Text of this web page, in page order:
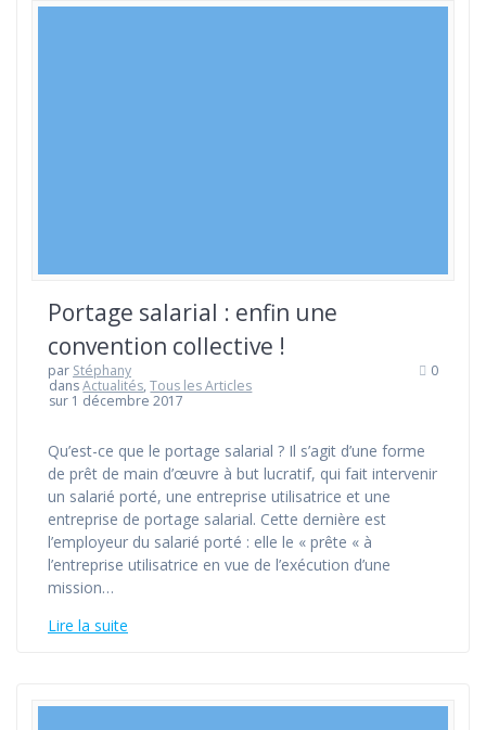
Portage salarial : enfin une
convention collective !
par Stéphany
dansActualités,Tous les Articles
sur 1 décembre 2017
0
Qu’est-ce que le portage salarial ? Il s’agit d’une forme
de prêt de main d’œuvre à but lucratif, qui fait intervenir
un salarié porté, une entreprise utilisatrice et une
entreprise de portage salarial. Cette dernière est
l’employeur du salarié porté : elle le « prête « à
l’entreprise utilisatrice en vue de l’exécution d’une
mission…
Lire la suite